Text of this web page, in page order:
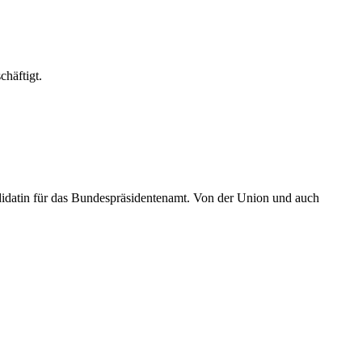
für das Bundespräsidentenamt. Von der Union und auch